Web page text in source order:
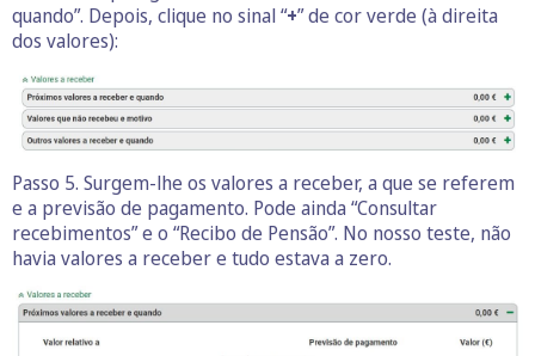
quando”. Depois, clique no sinal “+” de cor verde (à direita
dos valores):
Passo 5. Surgem-lhe os valores a receber, a que se referem
e a previsão de pagamento. Pode ainda “Consultar
recebimentos” e o “Recibo de Pensão”. No nosso teste, não
havia valores a receber e tudo estava a zero.